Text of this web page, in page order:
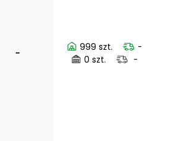
-
999 szt.
-
0 szt.
-